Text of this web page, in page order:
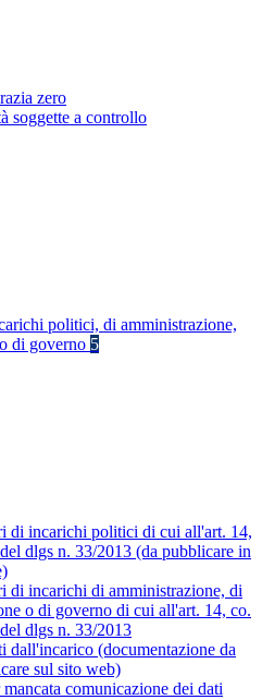
zero
soggette a controllo
politici, di amministrazione,
di governo 5
di incarichi politici di cui all'art. 14,
dlgs n. 33/2013 (da pubblicare in
di incarichi di amministrazione, di
o di governo di cui all'art. 14, co.
dlgs n. 33/2013
dall'incarico (documentazione da
sul sito web)
comunicazione dei dati